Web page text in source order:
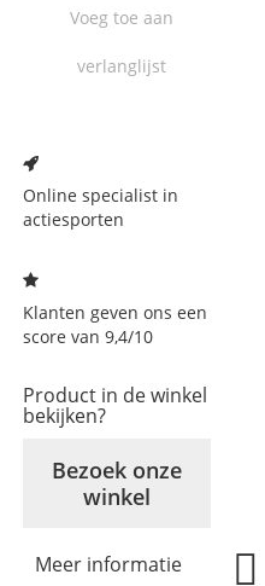
Voeg toe aan
verlanglijst
verlanglijst
Online specialist in
actiesporten
Klanten geven ons een
score van 9,4/10
Product in de winkel
bekijken?
Bezoek onze
winkel
Meer informatie